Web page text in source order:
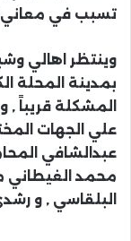
تسبب في معاني
وينتظر اهالي
بمدينة المحلة
المشكلة
علي الجهات
عبدالشافي
محمد الغيطاني
البلقاسي , و